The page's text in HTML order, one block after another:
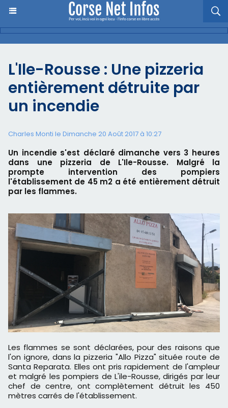
L'Ile-Rousse : Une pizzeria
entièrement détruite par
un incendie
Charles Monti le Dimanche 20 Août 2017 à 10:27
Un incendie s'est déclaré dimanche vers 3 heures
dans une pizzeria de L'Ile-Rousse. Malgré la
prompte intervention des pompiers
l'établissement de 45 m2 a été entièrement détruit
par les flammes.
Les flammes se sont déclarées, pour des raisons que
l'on ignore, dans la pizzeria "Allo Pizza" située route de
Santa Reparata. Elles ont pris rapidement de l'ampleur
et malgré les pompiers de L'ile-Rousse, dirigés par leur
chef de centre, ont complètement détruit les 450
mètres carrés de l'établissement.